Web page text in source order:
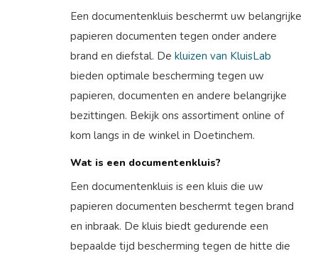
Een documentenkluis beschermt uw belangrijke
papieren documenten tegen onder andere
brand en diefstal. Dekluizen van KluisLab
bieden optimale bescherming tegen uw
papieren, documenten en andere belangrijke
bezittingen. Bekijk ons assortiment online of
kom langs in de winkel in Doetinchem.
Wat is een documentenkluis?
Een documentenkluis is een kluis die uw
papieren documenten beschermt tegen brand
en inbraak. De kluis biedt gedurende een
bepaalde tijd bescherming tegen de hitte die